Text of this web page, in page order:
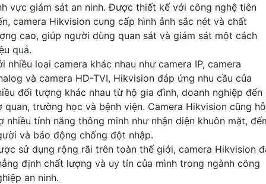
vực giám sát an ninh. Được thiết kế với công nghệ tiên
camera Hikvision cung cấp hình ảnh sắc nét và chất
cao, giúp người dùng quan sát và giám sát một cách
quả.
nhiều loại camera khác nhau như camera IP, camera
và camera HD-TVI, Hikvision đáp ứng nhu cầu của
đối tượng khác nhau từ hộ gia đình, doanh nghiệp đến
quan, trường học và bệnh viện. Camera Hikvision cũng hỗ
nhiều tính năng thông minh như nhận diện khuôn mặt,
và báo động chống đột nhập.
sử dụng rộng rãi trên toàn thế giới, camera Hikvision
định chất lượng và uy tín của mình trong ngành công
an ninh.